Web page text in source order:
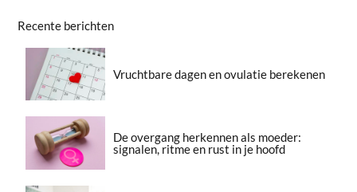
Recente berichten
Vruchtbare dagen en ovulatie berekenen
De overgang herkennen als moeder:
signalen, ritme en rust in je hoofd